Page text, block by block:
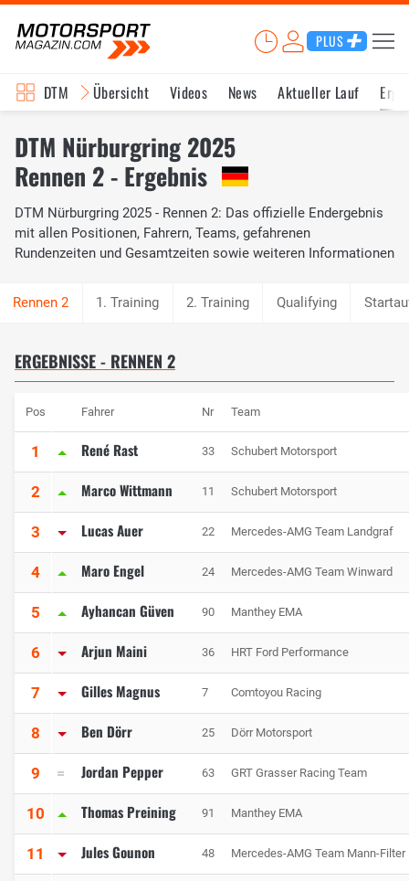
PLUS
DTM Übersicht Videos News Aktueller Lauf
DTM Nürburgring 2025
Rennen 2 - Ergebnis
DTM Nürburgring 2025 - Rennen 2: Das offizielle Endergebnis
mit allen Positionen, Fahrern, Teams, gefahrenen
Rundenzeiten und Gesamtzeiten sowie weiteren Informationen
1. Training 2. Training Qualifying
ERGEBNISSE - RENNEN 2
Pos Fahrer Nr Team
1 René Rast 33 Schubert Motorsport
2 Marco Wittmann 11 Schubert Motorsport
3 Lucas Auer 22 Mercedes-AMG Team Landgraf
4 Maro Engel 24 Mercedes-AMG Team Winward
5 Ayhancan Güven 90 Manthey EMA
6 Arjun Maini 36 HRT Ford Performance
7 Gilles Magnus 7 Comtoyou Racing
8 Ben Dörr 25 Dörr Motorsport
9 Jordan Pepper 63 GRT Grasser Racing Team
10 Thomas Preining 91 Manthey EMA
11 Jules Gounon 48 Mercedes-AMG Team Mann-Filter